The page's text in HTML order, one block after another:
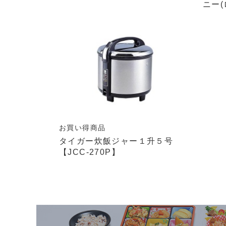
ニー(
お買い得商品
タイガー炊飯ジャー１升５号
【JCC-270P】